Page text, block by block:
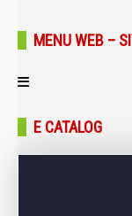
MENU WEB –
Trang chủ
E CATALOG